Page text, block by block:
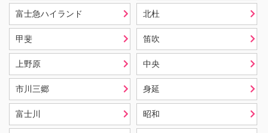
富士急ハイランド 北杜
甲斐 笛吹
上野原 中央
市川三郷 身延
富士川 昭和